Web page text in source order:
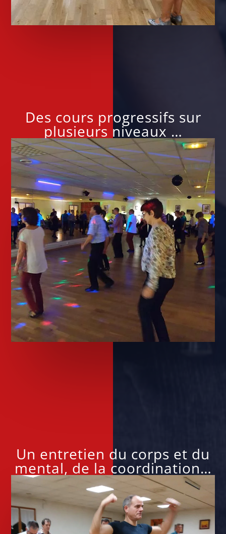
Des cours progressifs sur
plusieurs niveaux …
Un entretien du corps et du
mental, de la coordination…